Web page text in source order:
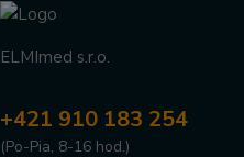
ELMImed s.r.o.
+421 910 183 254
(Po-Pia, 8-16 hod.)